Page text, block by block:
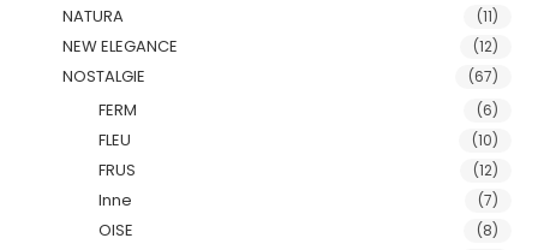
NATURA (11)
NEW ELEGANCE (12)
NOSTALGIE (67)
FERM (6)
FLEU (10)
FRUS (12)
Inne (7)
OISE (8)